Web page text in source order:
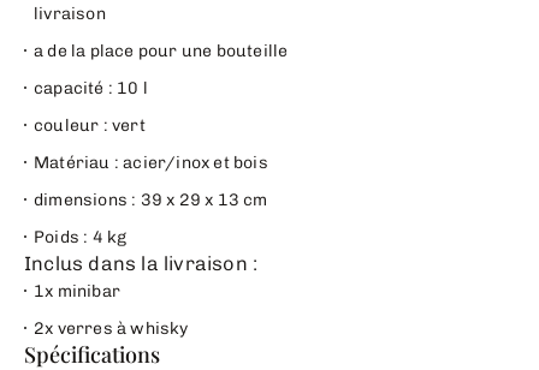
livraison
a de la place pour une bouteille
capacité : 10 l
couleur : vert
Matériau : acier/inox et bois
dimensions : 39 x 29 x 13 cm
Poids : 4 kg
Inclus dans la livraison :
1x minibar
2x verres à whisky
Spécifications